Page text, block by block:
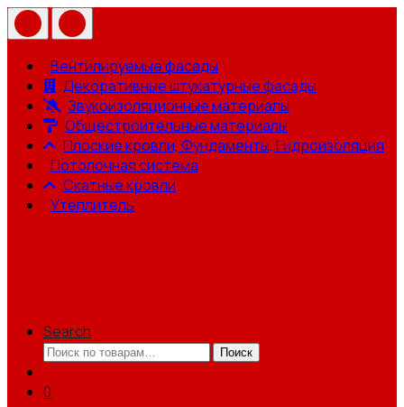
Вентилируемые фасады
Декоративные штукатурные фасады
Звукоизоляционные материалы
Общестроительные материалы
Плоские кровли, Фундаменты, Гидроизоляция
Потолочная система
Скатные кровли
Утеплитель
Search
Искать:
Поиск
0